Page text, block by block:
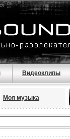
Видеоклипы
Моя музыка